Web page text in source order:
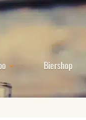
Biershop